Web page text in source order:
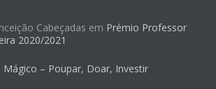
Cabeçadas em Prémio Professor
2020/2021
Mágico – Poupar, Doar, Investir